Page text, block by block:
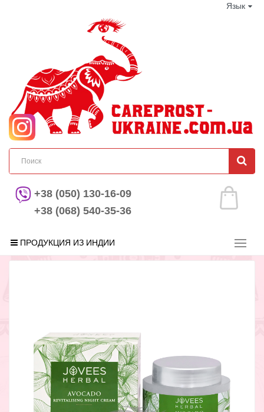
Язык
+38 (050) 130-16-09
+38 (068) 540-35-36
ПРОДУКЦИЯ ИЗ ИНДИИ